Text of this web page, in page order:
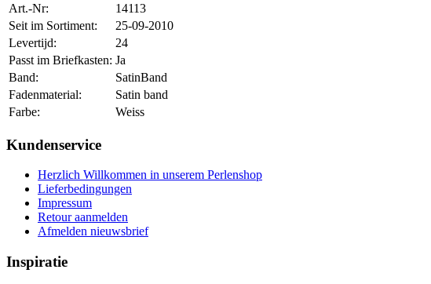
Art.-Nr:
14113
Seit im Sortiment:
25-09-2010
Levertijd:
24
Passt im Briefkasten: Ja
Band:
SatinBand
Fadenmaterial:
Satin band
Farbe:
Weiss
Kundenservice
Herzlich Willkommen in unserem Perlenshop
Lieferbedingungen
Impressum
Retour aanmelden
Afmelden nieuwsbrief
Inspiratie